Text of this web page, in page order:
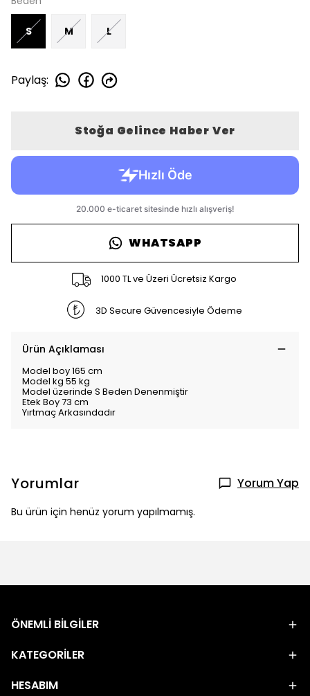
S M L
Paylaş:
Stoğa Gelince Haber Ver
WHATSAPP
1000 TL ve Üzeri Ücretsiz Kargo
3D Secure Güvencesiyle Ödeme
Ürün Açıklaması
Model boy 165 cm
Model kg 55 kg
Model üzerinde S Beden Denenmiştir
Etek Boy 73 cm
Yırtmaç Arkasındadır
Yorumlar Yorum Yap
Bu ürün için henüz yorum yapılmamış.
ÖNEMLİ BİLGİLER
KATEGORİLER
HESABIM